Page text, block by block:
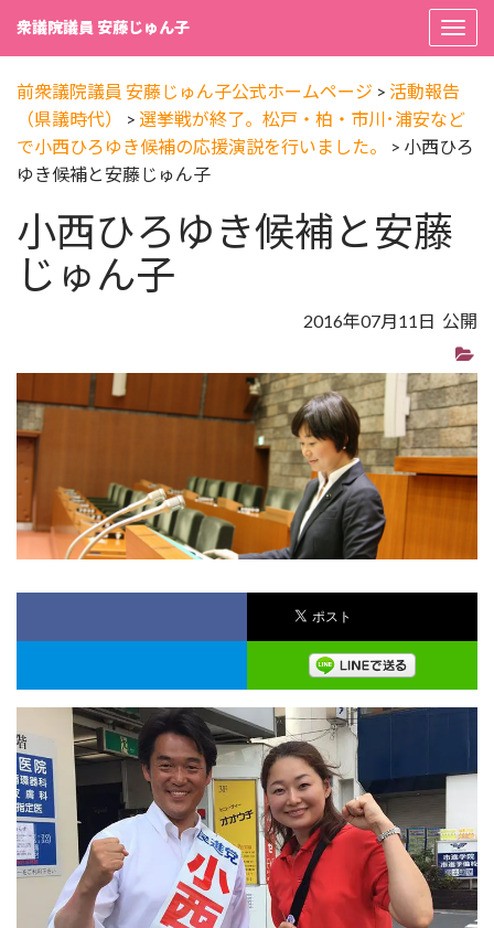
衆議院議員 安藤じゅん子
前衆議院議員 安藤じゅん子公式ホームページ > 活動報告
（県議時代）
> 選挙戦が終了。松戸・柏・市川･浦安など
で小西ひろゆき候補の応援演説を行いました。
> 小西ひろ
ゆき候補と安藤じゅん子
小西ひろゆき候補と安藤
じゅん子
2016年07月11日 公開